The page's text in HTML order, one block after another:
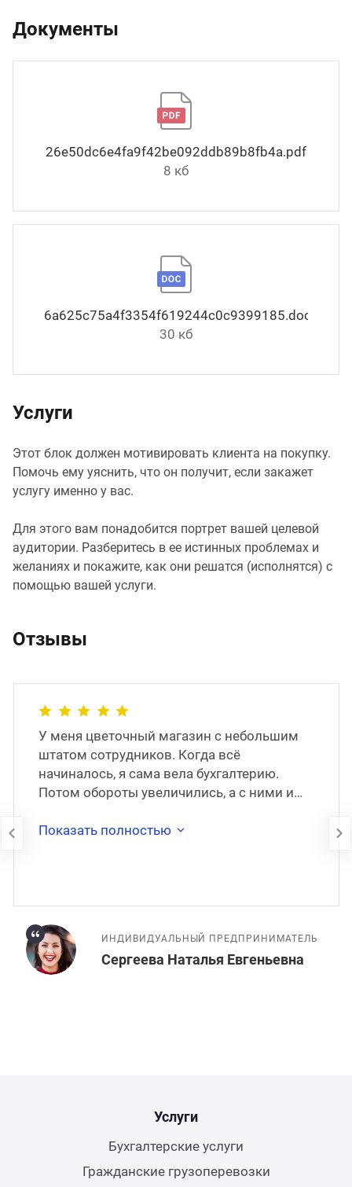
Документы
26e50dc6e4fa9f42be092ddb89b8fb4a.pdf
8 кб
6a625c75a4f3354f619244c0c9399185.docx
30 кб
Услуги
Этот блок должен мотивировать клиента на покупку.
Помочь ему уяснить, что он получит, если закажет
услугу именно у вас.
Для этого вам понадобится портрет вашей целевой
аудитории. Разберитесь в ее истинных проблемах и
желаниях и покажите, как они решатся (исполнятся) с
помощью вашей услуги.
Отзывы
У меня цветочный магазин с небольшим
штатом сотрудников. Когда всё
начиналось, я сама вела бухгалтерию.
Потом обороты увеличились, а с ними и
наняла штатног�
Показать полностью
ИНДИВИДУАЛЬНЫЙ ПРЕДПРИНИМАТЕЛЬ
Сергеева Наталья Евгеньевна
Услуги
Бухгалтерские услуги
Гражданские грузоперевозки